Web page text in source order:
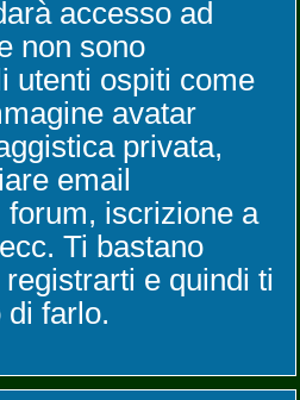
accesso ad
non sono
utenti ospiti come
avatar
privata,
email
iscrizione a
Ti bastano
e quindi ti
farlo.